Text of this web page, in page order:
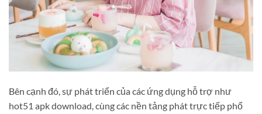
Bên cạnh đó, sự phát triển của các ứng dụng hỗ trợ như
hot51 apk download, cùng các nền tảng phát trực tiếp phổ